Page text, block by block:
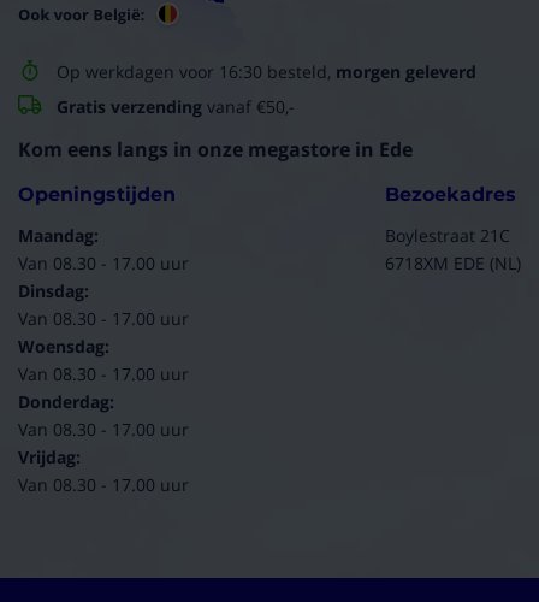
Op werkdagen voor 16:30 besteld, morgen geleverd
Gratis verzending vanaf €50,-
Kom eens langs in onze megastore in Ede
Openingstijden
Maandag:
Van 08.30 - 17.00 uur
Dinsdag:
Van 08.30 - 17.00 uur
Woensdag:
Van 08.30 - 17.00 uur
Donderdag:
Van 08.30 - 17.00 uur
Vrijdag:
Van 08.30 - 17.00 uur
Bezoekadres
Boylestraat 21C
6718XM EDE (NL)